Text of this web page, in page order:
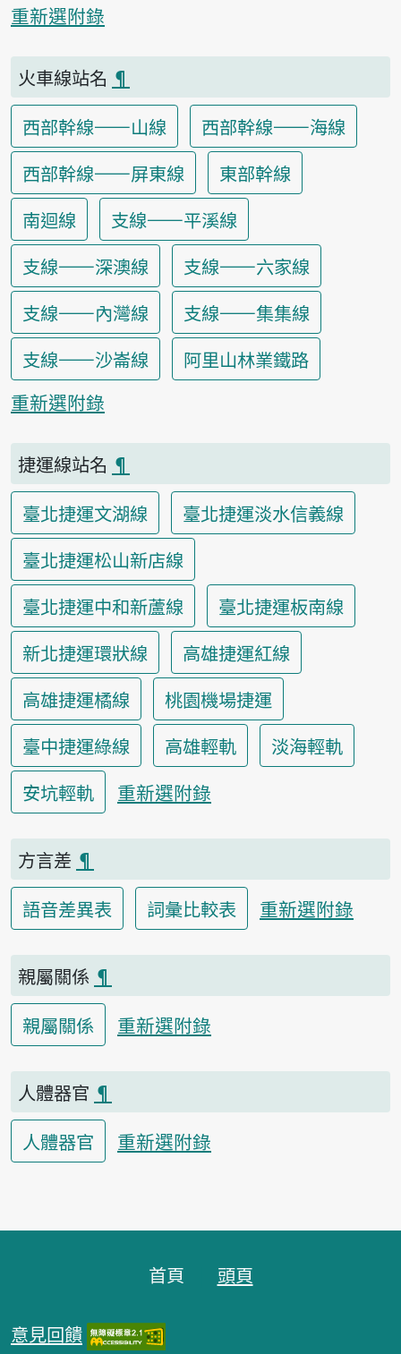
重新選附錄
火車線站名 ¶
西部幹線——山線
西部幹線——海線
西部幹線——屏東線
東部幹線
南迴線
支線——平溪線
支線——深澳線
支線——六家線
支線——內灣線
支線——集集線
支線——沙崙線
阿里山林業鐵路
重新選附錄
捷運線站名 ¶
臺北捷運文湖線
臺北捷運淡水信義線
臺北捷運松山新店線
臺北捷運中和新蘆線
臺北捷運板南線
新北捷運環狀線
高雄捷運紅線
高雄捷運橘線
桃園機場捷運
臺中捷運綠線
高雄輕軌
淡海輕軌
安坑輕軌
重新選附錄
方言差 ¶
語音差異表
詞彙比較表 重新選附錄
親屬關係 ¶
親屬關係
重新選附錄
人體器官 ¶
人體器官
重新選附錄
首頁 頭頁
意見回饋